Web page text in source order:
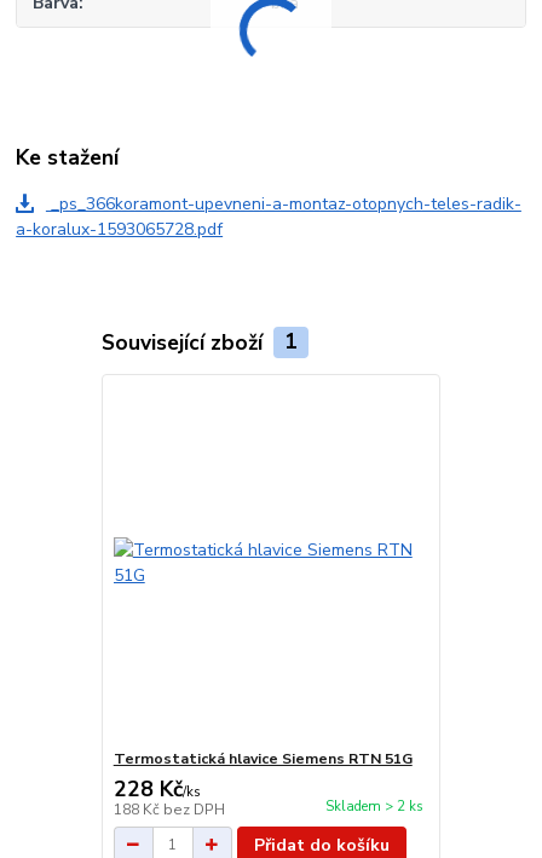
Ke stažení
_ps_366koramont-upevneni-a-montaz-otopnych-teles-radik-
a-koralux-1593065728.pdf
Související zboží 1
Termostatická hlavice Siemens RTN 51G
228 Kč/ks
188 Kč bez DPH Skladem > 2 ks
Přidat do košíku